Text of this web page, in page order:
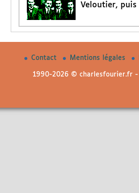
Veloutier,
Contact Mentions légales
1990-2026 © charlesfourier.fr -